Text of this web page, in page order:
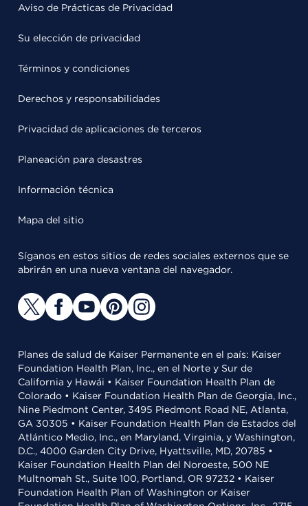
Aviso de Prácticas de Privacidad
Su elección de privacidad
Términos y condiciones
Derechos y responsabilidades
Privacidad de aplicaciones de terceros
Planeación para desastres
Información técnica
Mapa del sitio
Síganos en estos sitios de redes sociales externos que se
abrirán en una nueva ventana del navegador.
Planes de salud de Kaiser Permanente en el país: Kaiser
Foundation Health Plan, Inc., en el Norte y Sur de
California y Hawái • Kaiser Foundation Health Plan de
Colorado • Kaiser Foundation Health Plan de Georgia, Inc.,
Nine Piedmont Center, 3495 Piedmont Road NE, Atlanta,
GA 30305 • Kaiser Foundation Health Plan de Estados del
Atlántico Medio, Inc., en Maryland, Virginia, y Washington,
D.C., 4000 Garden City Drive, Hyattsville, MD, 20785 •
Kaiser Foundation Health Plan del Noroeste, 500 NE
Multnomah St., Suite 100, Portland, OR 97232 • Kaiser
Foundation Health Plan of Washington or Kaiser